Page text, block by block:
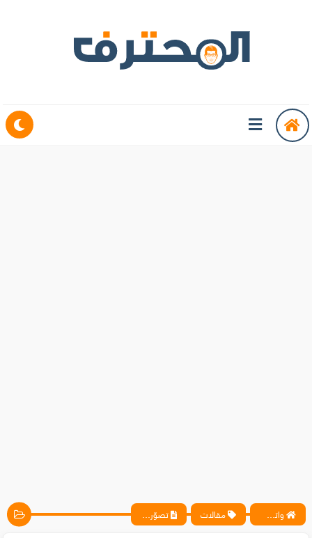
واتس آب ، فيسبوك ، أنترنت ، شروحات تقنية حصرية - المحترف مقالات تصوّر مدهش لمستقبل الهواتف الذكية